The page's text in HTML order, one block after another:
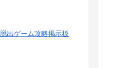
脱出ゲーム攻略掲示板